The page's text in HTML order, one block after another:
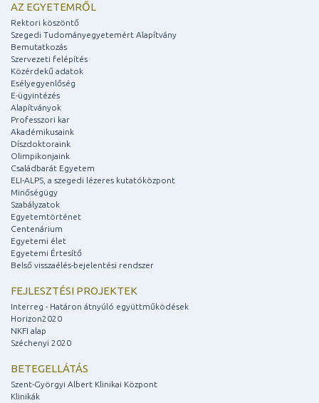
AZ EGYETEMRŐL
Rektori köszöntő
Szegedi Tudományegyetemért Alapítvány
Bemutatkozás
Szervezeti felépítés
Közérdekű adatok
Esélyegyenlőség
E-ügyintézés
Alapítványok
Professzori kar
Akadémikusaink
Díszdoktoraink
Olimpikonjaink
Családbarát Egyetem
ELI-ALPS, a szegedi lézeres kutatóközpont
Minőségügy
Szabályzatok
Egyetemtörténet
Centenárium
Egyetemi élet
Egyetemi Értesítő
Belső visszaélés-bejelentési rendszer
FEJLESZTÉSI PROJEKTEK
Interreg - Határon átnyúló együttműködések
Horizon2020
NKFI alap
Széchenyi 2020
BETEGELLÁTÁS
Szent-Györgyi Albert Klinikai Központ
Klinikák